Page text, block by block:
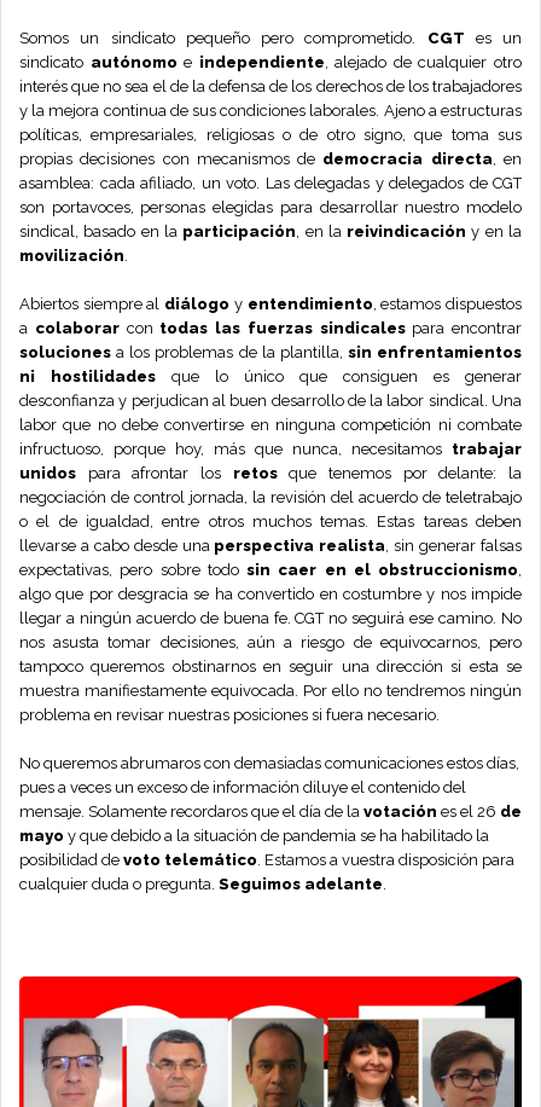
Somos un sindicato pequeño pero comprometido. CGT es un
sindicato autónomoe independiente, alejado de cualquier otro
interés que no sea el de la defensa de los derechos de los trabajadores
y la mejora continua de sus condiciones laborales. Ajeno a estructuras
políticas, empresariales, religiosas o de otro signo, que toma sus
propias decisiones con mecanismos de democracia directa, en
asamblea: cada afiliado, un voto. Las delegadas y delegados de CGT
son portavoces, personas elegidas para desarrollar nuestro modelo
sindical, basado en la participación, en la reivindicacióny en la
movilización.
Abiertos siempre al diálogo y entendimiento, estamos dispuestos
a colaborar con todas las fuerzas sindicalespara encontrar
solucionesa los problemas de la plantilla, sin enfrentamientos
ni hostilidades que lo único que consiguen es generar
desconfianza y perjudican al buen desarrollo de la labor sindical. Una
labor que no debe convertirse en ninguna competición ni combate
infructuoso, porque hoy, más que nunca, necesitamos trabajar
unidos para afrontar los retosque tenemos por delante: la
negociación de control jornada, la revisión del acuerdo de teletrabajo
o el de igualdad, entre otros muchos temas. Estas tareas deben
llevarse a cabo desde una perspectiva realista, sin generar falsas
expectativas, pero sobre todo sin caer en el obstruccionismo,
algo que por desgracia se ha convertido en costumbre y nos impide
llegar a ningún acuerdo de buena fe. CGT no seguirá ese camino. No
nos asusta tomar decisiones, aún a riesgo de equivocarnos, pero
tampoco queremos obstinarnos en seguir una dirección si esta se
muestra manifiestamente equivocada. Por ello no tendremos ningún
problema en revisar nuestras posiciones si fuera necesario.
No queremos abrumaros con demasiadas comunicaciones estos días,
pues a veces un exceso de información diluye el contenido del
mensaje. Solamente recordaros que el día de la votación es el 26 de
mayo y que debido a la situación de pandemia se ha habilitado la
posibilidad de voto telemático. Estamos a vuestra disposición para
cualquier duda o pregunta. Seguimos adelante.